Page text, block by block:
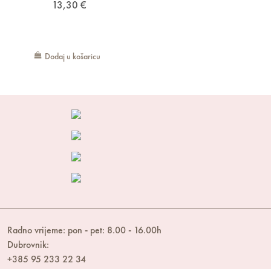
13,30 €
Dodaj u košaricu
Radno vrijeme: pon - pet: 8.00 - 16.00h
Dubrovnik:
+385 95 233 22 34